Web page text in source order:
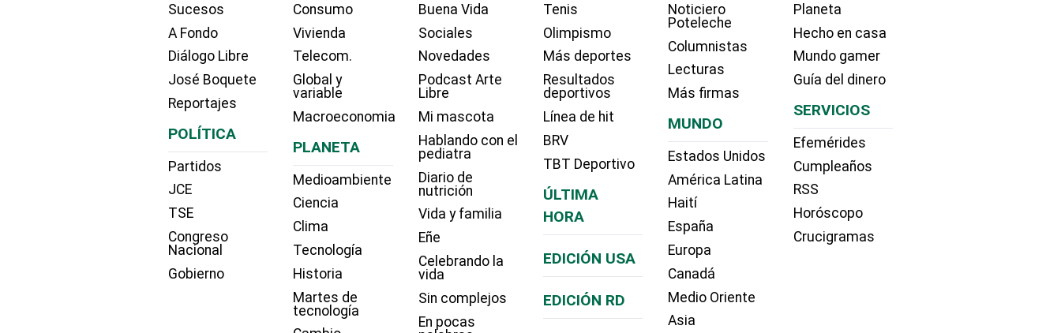
Sucesos
A Fondo
Diálogo Libre
José Boquete
Reportajes
POLÍTICA
Partidos
JCE
TSE
Congreso
Nacional
Gobierno
Consumo
Vivienda
Telecom.
Global y
variable
Macroeconomia
PLANETA
Medioambiente
Ciencia
Clima
Tecnología
Historia
Martes de
tecnología
Buena Vida
Sociales
Novedades
Podcast Arte
Libre
Mi mascota
Hablando con el
pediatra
Diario de
nutrición
Vida y familia
Eñe
Celebrando la
vida
Sin complejos
En pocas
Tenis
Olimpismo
Más deportes
Resultados
deportivos
Línea de hit
BRV
TBT Deportivo
ÚLTIMA
HORA
EDICIÓN USA
EDICIÓN RD
Noticiero
Poteleche
Columnistas
Lecturas
Más firmas
MUNDO
Estados Unidos
América Latina
Haití
España
Europa
Canadá
Medio Oriente
Asia
Planeta
Hecho en casa
Mundo gamer
Guía del dinero
SERVICIOS
Efemérides
Cumpleaños
RSS
Horóscopo
Crucigramas